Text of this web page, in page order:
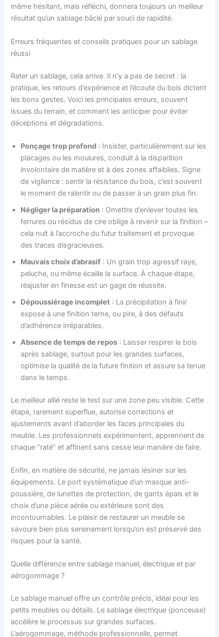
même hésitant, mais réfléchi, donnera toujours un meilleur
résultat qu’un sablage bâclé par souci de rapidité.
Erreurs fréquentes et conseils pratiques pour un sablage
réussi
Rater un sablage, cela arrive. Il n’y a pas de secret : la
pratique, les retours d’expérience et l’écoute du bois dictent
les bons gestes. Voici les principales erreurs, souvent
issues du terrain, et comment les anticiper pour éviter
déceptions et dégradations.
Ponçage trop profond : Insister, particulièrement sur les
placages ou les moulures, conduit à la disparition
involontaire de matière et à des zones affaiblies. Signe
de vigilance : sentir la résistance du bois, c’est souvent
le moment de ralentir ou de passer à un grain plus fin.
Négliger la préparation : Omettre d’enlever toutes les
ferrures ou résidus de cire oblige à revenir sur la finition –
cela nuit à l’accroche du futur traitement et provoque
des traces disgracieuses.
Mauvais choix d’abrasif : Un grain trop agressif raye,
peluche, ou même écaille la surface. À chaque étape,
réajuster en finesse est un gage de réussite.
Dépoussiérage incomplet : La précipitation à finir
expose à une finition terne, ou pire, à des défauts
d’adhérence irréparables.
Absence de temps de repos : Laisser respirer le bois
après sablage, surtout pour les grandes surfaces,
optimise la qualité de la future finition et assure sa tenue
dans le temps.
Le meilleur allié reste le test sur une zone peu visible. Cette
étape, rarement superflue, autorise corrections et
ajustements avant d’aborder les faces principales du
meuble. Les professionnels expérimentent, apprennent de
chaque “raté” et affinent sans cesse leur manière de faire.
Enfin, en matière de sécurité, ne jamais lésiner sur les
équipements. Le port systématique d’un masque anti-
poussière, de lunettes de protection, de gants épais et le
choix d’une pièce aérée ou extérieure sont des
incontournables. Le plaisir de restaurer un meuble se
savoure bien plus sereinement lorsqu’on est préservé des
risques pour la santé.
Quelle différence entre sablage manuel, électrique et par
aérogommage ?
Le sablage manuel offre un contrôle précis, idéal pour les
petits meubles ou détails. Le sablage électrique (ponceuse)
accélère le processus sur grandes surfaces.
L’aérogommage, méthode professionnelle, permet